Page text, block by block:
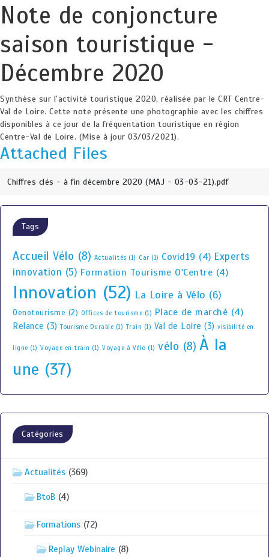
Note de conjoncture
saison touristique -
Décembre 2020
Synthèse sur l'activité touristique 2020, réalisée par le CRT Centre-
Val de Loire. Cette note présente une photographie avec les chiffres
disponibles à ce jour de la fréquentation touristique en région
Centre-Val de Loire. (Mise à jour 03/03/2021).
Attached Files
Chiffres clés - à fin décembre 2020 (MAJ - 03-03-21).pdf
Tags
Accueil Vélo (8) Actualités (1) Car (1) Covid19 (4) Experts
innovation (5) Formation Tourisme O'Centre (4)
Innovation (52) La Loire à Vélo (6)
Oenotourisme (2) Offices de tourisme (1) Place de marché (4)
Relance (3) Tourisme Durable (1) Train (1) Val de Loire (3) visibilité en
ligne (1) Voyage en train (1) Voyage à Vélo (1) vélo (8) À la
une (37)
Catégories
Actualités (369)
BtoB (4)
Formations (72)
Replay Webinaire (8)